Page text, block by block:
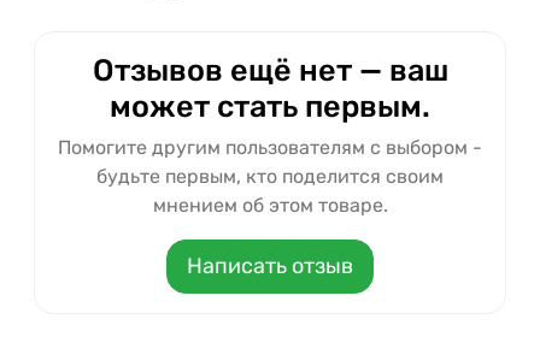
Отзывов ещё нет — ваш
может стать первым.
Помогите другим пользователям с выбором -
будьте первым, кто поделится своим
мнением об этом товаре.
Написать отзыв